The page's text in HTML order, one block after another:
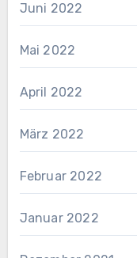
Juni 2022
Mai 2022
April 2022
März 2022
Februar 2022
Januar 2022